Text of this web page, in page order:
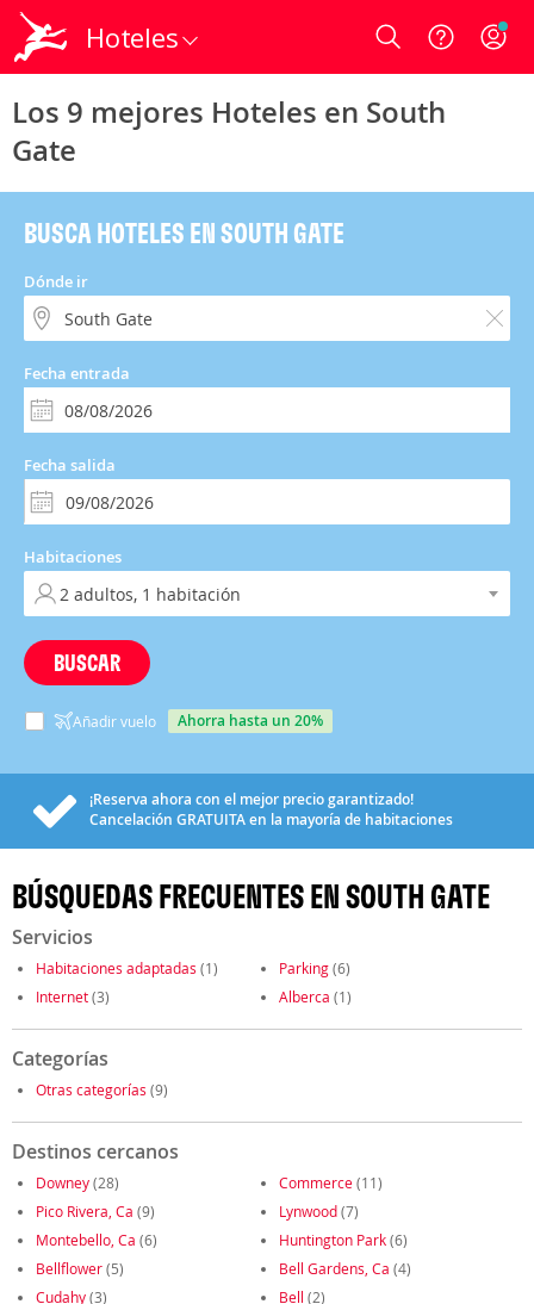
Hoteles Login
Los 9 mejores Hoteles en South
Gate
BUSCA HOTELES EN SOUTH GATE
Dónde ir
Fecha entrada
Fecha salida
Habitaciones
BUSCAR
Añadir vuelo ahorra hasta un 20%
¡Reserva ahora con el mejor precio garantizado!
Cancelación GRATUITAen la mayoría de habitaciones
BÚSQUEDAS FRECUENTES EN SOUTH GATE
Servicios
Habitaciones adaptadas (1) Parking(6)
Internet(3) Alberca (1)
Categorías
Otras categorías (9)
Destinos cercanos
Downey(28) Commerce(11)
Pico Rivera, Ca (9) Lynwood(7)
Montebello, Ca (6) Huntington Park(6)
Bellflower(5) Bell Gardens, Ca (4)
Cudahy(3) Bell (2)